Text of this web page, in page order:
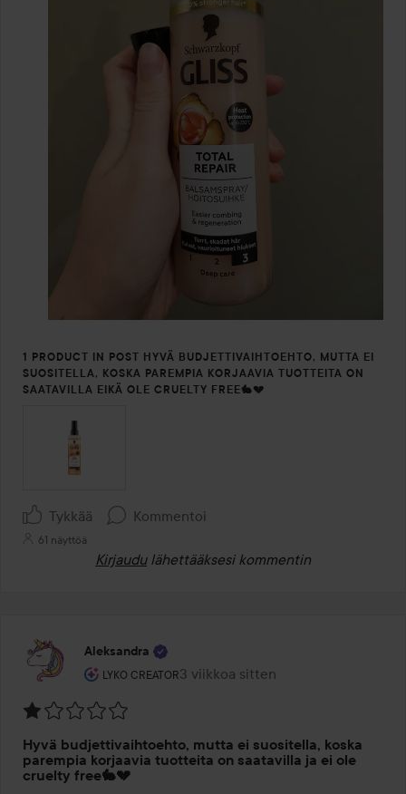
1 PRODUCT IN POST HYVÄ BUDJETTIVAIHTOEHTO, MUTTA EI
SUOSITELLA, KOSKA PAREMPIA KORJAAVIA TUOTTEITA ON
SAATAVILLA EIKÄ OLE CRUELTY FREE🐇💔
Tykkää Kommentoi
61 näyttöä
Kirjaudu lähettääksesi kommentin
Aleksandra
LYKO CREATOR
Käyttäjän rooli: Lyko Creator.
3 viikkoa sitten
Viesti luotiin 3 viikkoa sitten
1
/
Hyvä budjettivaihtoehto, mutta ei suositella, koska
parempia korjaavia tuotteita on saatavilla ja ei ole
cruelty free🐇💔